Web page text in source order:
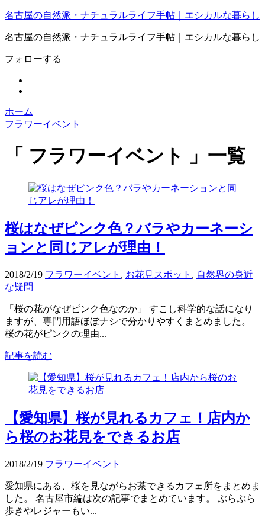
名古屋の自然派・ナチュラルライフ手帖｜エシカルな暮らし
名古屋の自然派・ナチュラルライフ手帖｜エシカルな暮らし
フォローする
ホーム
フラワーイベント
「 フラワーイベント 」一覧
桜はなぜピンク色？バラやカーネーシ
ョンと同じアレが理由！
2018/2/19 フラワーイベント , お花見スポット , 自然界の身近
な疑問
「桜の花がなぜピンク色なのか」 すこし科学的な話になり
ますが、専門用語ほぼナシで分かりやすくまとめました。
桜の花がピンクの理由...
記事を読む
【愛知県】桜が見れるカフェ！店内か
ら桜のお花見をできるお店
2018/2/19 フラワーイベント
愛知県にある、桜を見ながらお茶できるカフェ所をまとめま
した。 名古屋市編は次の記事でまとめています。 ぶらぶら
歩きやレジャーもい...